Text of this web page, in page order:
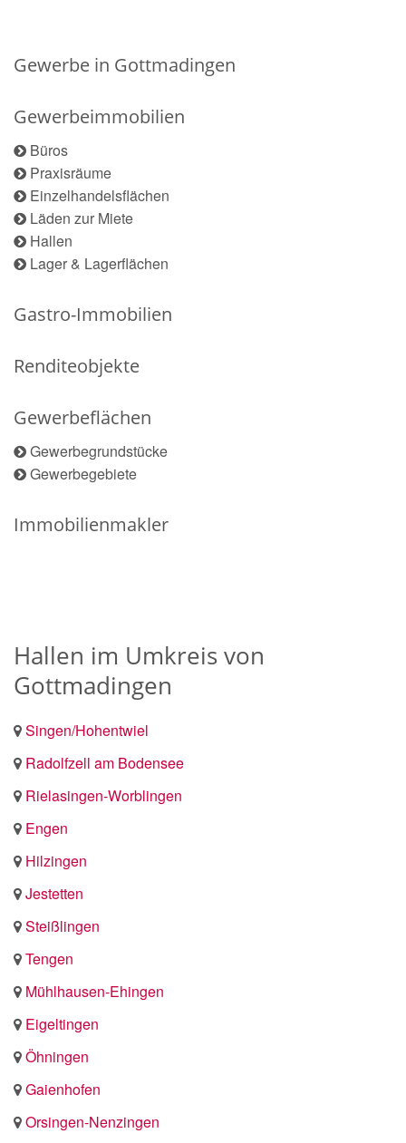
Gewerbe in Gottmadingen
Gewerbeimmobilien
Büros
Praxisräume
Einzelhandelsflächen
Läden zur Miete
Hallen
Lager & Lagerflächen
Gastro-Immobilien
Renditeobjekte
Gewerbeflächen
Gewerbegrundstücke
Gewerbegebiete
Immobilienmakler
Hallen im Umkreis von
Gottmadingen
Singen/Hohentwiel
Radolfzell am Bodensee
Rielasingen-Worblingen
Engen
Hilzingen
Jestetten
Steißlingen
Tengen
Mühlhausen-Ehingen
Eigeltingen
Öhningen
Gaienhofen
Orsingen-Nenzingen